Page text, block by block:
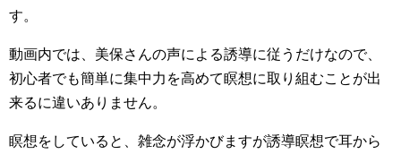
す。
動画内では、美保さんの声による誘導に従うだけなので、
初心者でも簡単に集中力を高めて瞑想に取り組むことが出
来るに違いありません。
瞑想をしていると、雑念が浮かびますが誘導瞑想で耳から